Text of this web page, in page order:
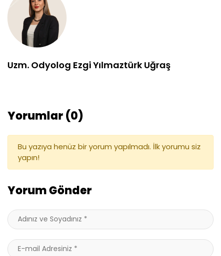
Uzm. Odyolog Ezgi Yılmaztürk Uğraş
Yorumlar (0)
Bu yazıya henüz bir yorum yapılmadı. İlk yorumu siz
yapın!
Yorum Gönder